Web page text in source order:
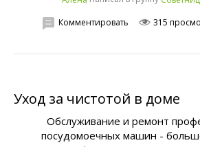
Комментировать
315
Уход за чистотой в доме
Обслуживание и ремонт
посудомоечных машин -